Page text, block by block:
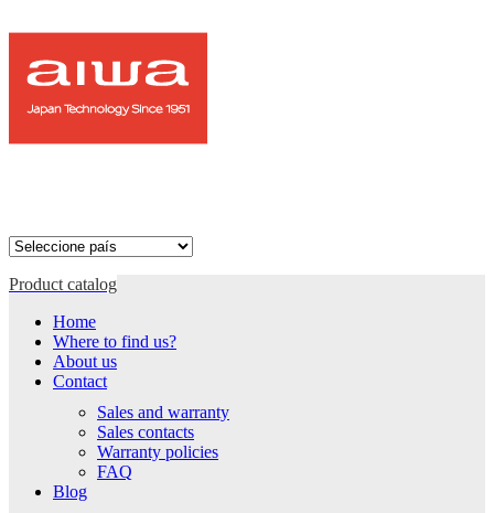
Product catalog
Home
Where to find us?
About us
Contact
Sales and warranty
Sales contacts
Warranty policies
FAQ
Blog